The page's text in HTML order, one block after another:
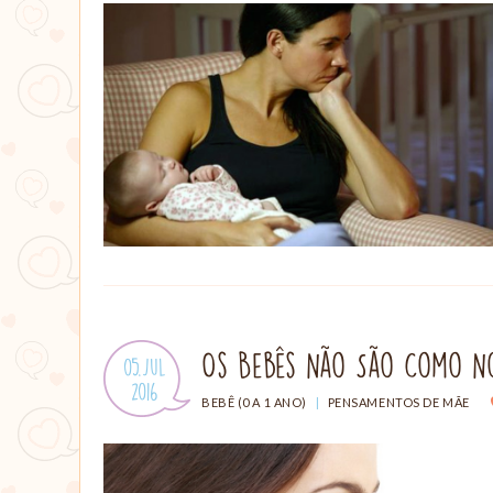
Publicado
em:
05.Jul
.
2016
Os Bebês Não São Como
CATEGORIAS:
BEBÊ (0 A 1 ANO) PENSAMENTOS DE MÃE